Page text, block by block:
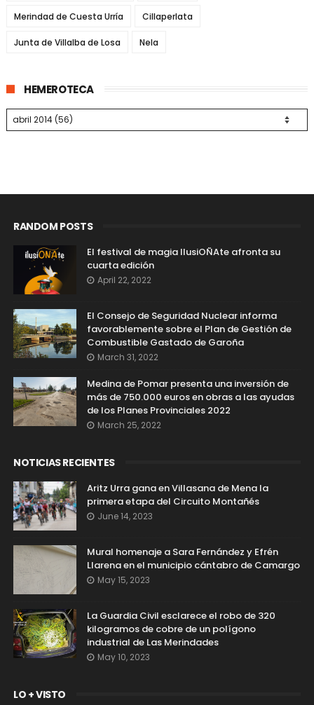
Merindad de Cuesta Urría Cillaperlata
Junta de Villalba de Losa Nela
HEMEROTECA
RANDOM POSTS
El festival de magia IlusiOÑAte afronta su
cuarta edición
April 22, 2022
El Consejo de Seguridad Nuclear informa
favorablemente sobre el Plan de Gestión de
Combustible Gastado de Garoña
March 31, 2022
Medina de Pomar presenta una inversión de
más de 750.000 euros en obras a las ayudas
de los Planes Provinciales 2022
March 25, 2022
NOTICIAS RECIENTES
Aritz Urra gana en Villasana de Mena la
primera etapa del Circuito Montañés
June 14, 2023
Mural homenaje a Sara Fernández y Efrén
Llarena en el municipio cántabro de Camargo
May 15, 2023
La Guardia Civil esclarece el robo de 320
kilogramos de cobre de un polígono
industrial de Las Merindades
May 10, 2023
LO + VISTO